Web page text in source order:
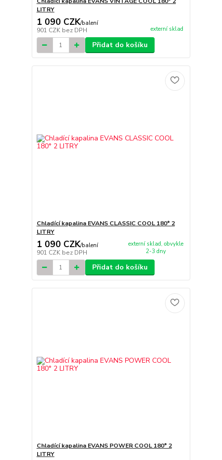
LITRY
1 090 CZK/balení
901 CZK bez DPH externí sklad
Přidat do košíku
Chladící kapalina EVANS CLASSIC COOL 180° 2
LITRY
1 090 CZK/balení
901 CZK bez DPH
externí sklad, obvykle
2-3 dny
Přidat do košíku
Chladící kapalina EVANS POWER COOL 180° 2
LITRY